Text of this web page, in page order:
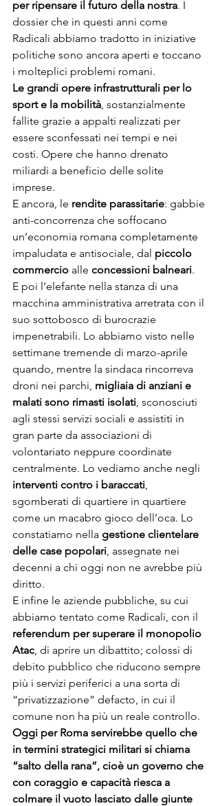
per ripensare il futuro della nostra. I
dossier che in questi anni come
Radicali abbiamo tradotto in iniziative
politiche sono ancora aperti e toccano
i molteplici problemi romani.
Le grandi opere infrastrutturali per lo
sport e la mobilità, sostanzialmente
fallite grazie a appalti realizzati per
essere sconfessati nei tempi e nei
costi. Opere che hanno drenato
miliardi a beneficio delle solite
imprese.
E ancora, le rendite parassitarie: gabbie
anti-concorrenza che soffocano
un’economia romana completamente
impaludata e antisociale, dal piccolo
commercio alle concessioni balneari.
E poi l’elefante nella stanza di una
macchina amministrativa arretrata con il
suo sottobosco di burocrazie
impenetrabili. Lo abbiamo visto nelle
settimane tremende di marzo-aprile
quando, mentre la sindaca rincorreva
droni nei parchi, migliaia di anziani e
malati sono rimasti isolati, sconosciuti
agli stessi servizi sociali e assistiti in
gran parte da associazioni di
volontariato neppure coordinate
centralmente. Lo vediamo anche negli
interventi contro i baraccati,
sgomberati di quartiere in quartiere
come un macabro gioco dell’oca. Lo
constatiamo nella gestione clientelare
delle case popolari, assegnate nei
decenni a chi oggi non ne avrebbe più
diritto.
E infine le aziende pubbliche, su cui
abbiamo tentato come Radicali, con il
referendum per superare il monopolio
Atac, di aprire un dibattito; colossi di
debito pubblico che riducono sempre
più i servizi periferici a una sorta di
“privatizzazione” defacto, in cui il
comune non ha più un reale controllo.
Oggi per Roma servirebbe quello che
in termini strategici militari si chiama
“salto della rana”, cioè un governo che
con coraggio e capacità riesca a
colmare il vuoto lasciato dalle giunte